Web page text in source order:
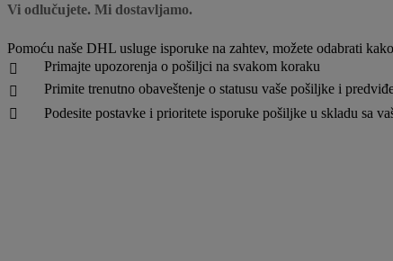
Vi odlučujete. Mi dostavljamo.
Pomoću naše DHL usluge isporuke na zahtev, možete odabrati

Primajte upozorenja o pošiljci na svakom koraku

Primite trenutno obaveštenje o statusu vaše pošiljke i

Podesite postavke i prioritete isporuke pošiljke u skladu sa